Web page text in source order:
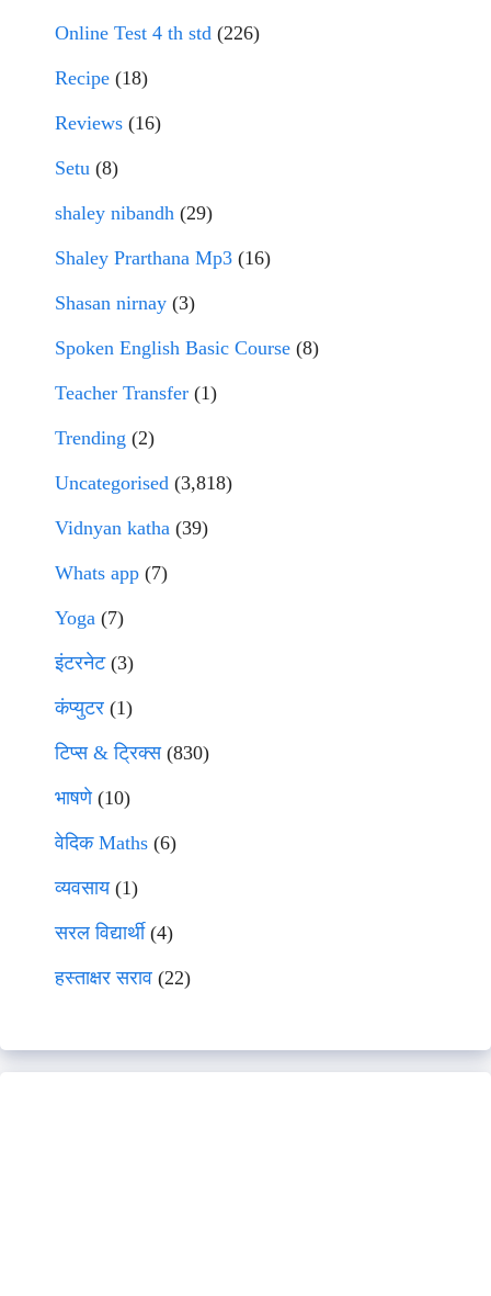
Online Test 4 th std (226)
Recipe (18)
Reviews (16)
Setu (8)
shaley nibandh (29)
Shaley Prarthana Mp3 (16)
Shasan nirnay (3)
Spoken English Basic Course (8)
Teacher Transfer (1)
Trending (2)
Uncategorised (3,818)
Vidnyan katha (39)
Whats app (7)
Yoga (7)
इंटरनेट(3)
कंप्युटर (1)
टिप्स & ट्रिक्स(830)
भाषणे(10)
वेदिक Maths (6)
व्यवसाय(1)
सरल विद्यार्थी(4)
हस्ताक्षर सराव (22)